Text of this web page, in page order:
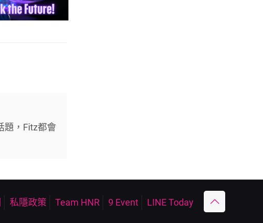
題，Fitz都會
私隱政策 Team HNR 9 Event LINE Today